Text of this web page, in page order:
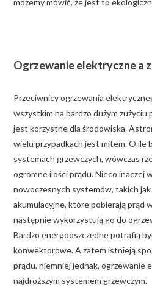
Ogrzewanie elektryczne a
Przeciwnicy ogrzewania
wszystkim na bardzo dużym zużyciu
jest korzystne dla środowiska.
wielu przypadkach jest mitem. O ile
systemach grzewczych, wówczas
ogromne ilości prądu. Nieco inaczej
nowoczesnych systemów, takich
akumulacyjne, które pobierają prąd
następnie wykorzystują go do
Bardzo energooszczędne potrafią
konwektorowe. A zatem istnieją
prądu, niemniej jednak, ogrzewanie
najdroższym systemem grzewczym.